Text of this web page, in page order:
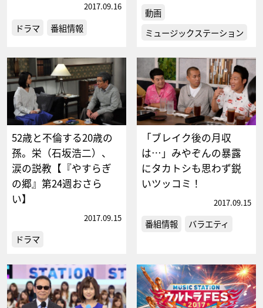
2017.09.16
ドラマ 番組情報
動画
ミュージックステーション
52歳と不倫する20歳の
孫。栄（石坂浩二）、
涙の説教【『やすらぎ
の郷』第24週おさら
い】
2017.09.15
ドラマ
「ブレイク後の月収
は…」みやぞんの暴露
にタカトシも思わず鋭
いツッコミ！
2017.09.15
番組情報 バラエティ